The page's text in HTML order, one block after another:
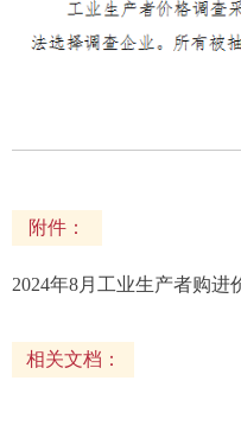
附件：
2024年8月工业生产者购进
相关文档：